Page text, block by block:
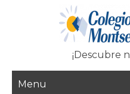
¡Descubre
Menu